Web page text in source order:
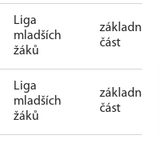
Liga
mladších
žáků
základní
část
Liga
mladších
žáků
základní
část